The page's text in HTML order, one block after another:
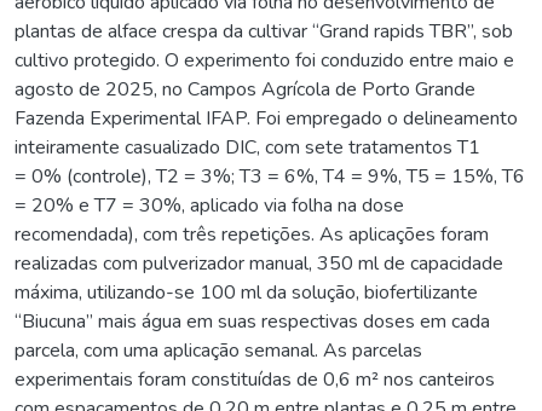
plantas de alface crespa da cultivar “Grand rapids TBR”, sob
cultivo protegido. O experimento foi conduzido entre maio e
agosto de 2025, no Campos Agrícola de Porto Grande
Fazenda Experimental IFAP. Foi empregado o delineamento
inteiramente casualizado DIC, com sete tratamentos T1
= 0% (controle), T2 = 3%; T3 = 6%, T4 = 9%, T5 = 15%, T6
= 20% e T7 = 30%, aplicado via folha na dose
recomendada), com três repetições. As aplicações foram
realizadas com pulverizador manual, 350 ml de capacidade
máxima, utilizando-se 100 ml da solução, biofertilizante
“Biucuna” mais água em suas respectivas doses em cada
parcela, com uma aplicação semanal. As parcelas
experimentais foram constituídas de 0,6 m² nos canteiros